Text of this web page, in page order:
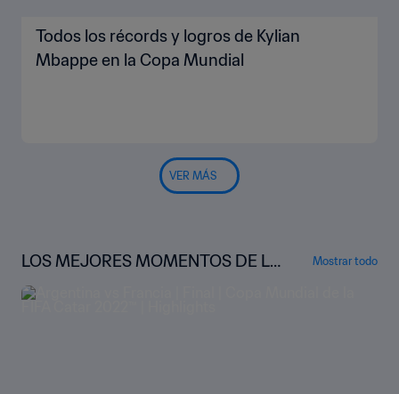
Todos los récords y logros de Kylian
Mbappe en la Copa Mundial
VER MÁS
LOS MEJORES MOMENTOS DE LA
COPA MUNDIAL
Mostrar todo